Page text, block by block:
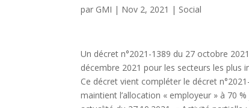
par GMI | Nov 2, 2021 | Social
Un décret n°2021-1389 du 27 octobre
décembre 2021 pour les secteurs les plus
Ce décret vient compléter le décret
maintient l’allocation « employeur » à 70